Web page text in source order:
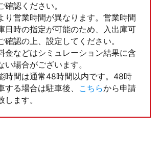
確認ください。
り営業時間が異なります。営業時間
日時の指定が可能のため、入出庫可
確認の上、設定してください。
金などはシミュレーション結果に含
い場合がございます。
時間は通常48時間以内です。48時
する場合は駐車後、
こちらから申請
します。